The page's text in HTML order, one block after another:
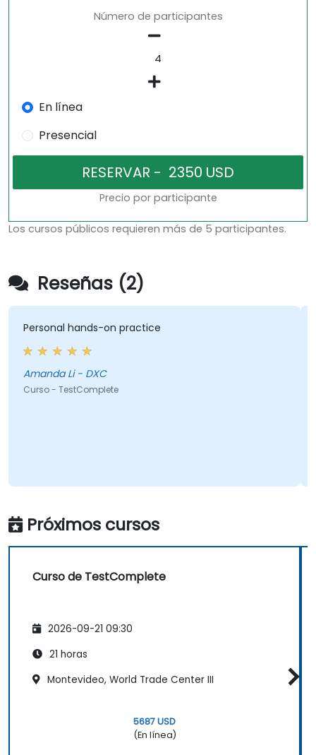
Número de participantes
En línea
Presencial
Precio por participante
Los cursos públicos requieren más de 5 participantes.
Reseñas (2)
Personal hands-on practice
Amanda Li - DXC
Curso - TestComplete
Próximos cursos
Curso de TestComplete
2026-09-21 09:30
21 horas
Montevideo, World Trade Center III
5687 USD
(En línea)